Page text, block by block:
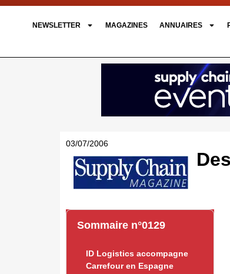
NEWSLETTER MAGAZINES ANNUAIRES
Sommaire n°0129
ID Logistics accompagne
Carrefour en Espagne
03/07/2006